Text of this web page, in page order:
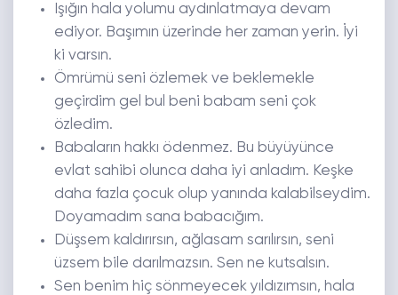
Işığın hala yolumu aydınlatmaya devam
ediyor. Başımın üzerinde her zaman yerin. İyi
ki varsın.
Ömrümü seni özlemek ve beklemekle
geçirdim gel bul beni babam seni çok
özledim.
Babaların hakkı ödenmez. Bu büyüyünce
evlat sahibi olunca daha iyi anladım. Keşke
daha fazla çocuk olup yanında kalabilseydim.
Doyamadım sana babacığım.
Düşsem kaldırırsın, ağlasam sarılırsın, seni
üzsem bile darılmazsın. Sen ne kutsalsın.
Sen benim hiç sönmeyecek yıldızımsın, hala